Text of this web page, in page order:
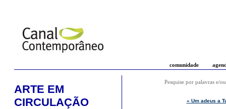
comunidade
ARTE EM
CIRCULAÇÃO
Pesquise por palavras e/
« Um adeus a